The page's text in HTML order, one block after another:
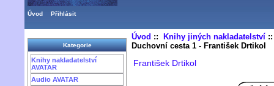
Úvod Přihlásit
Kategorie
Knihy nakladatelství
AVATAR
Audio AVATAR
Úvod :: Knihy jiných nakladatelství
Duchovní cesta 1 - František Drtikol
František Drtikol